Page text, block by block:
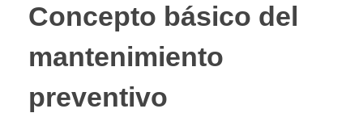
Concepto básico del
mantenimiento
preventivo